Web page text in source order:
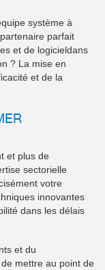
système à
parfait
et de logicieldans
? La mise en
et de la
et plus de
sectorielle
votre
innovantes
dans les délais
et du
mettre au point de